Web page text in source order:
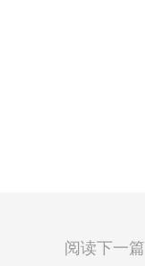
阅读下一篇